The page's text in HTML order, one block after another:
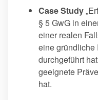
Case Study
§ 5 GwG in
einer realen
eine gründliche
durchgeführt
geeignete
hat.